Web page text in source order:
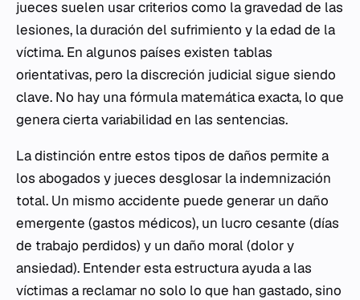
jueces suelen usar criterios como la gravedad de las
lesiones, la duración del sufrimiento y la edad de la
víctima. En algunos países existen tablas
orientativas, pero la discreción judicial sigue siendo
clave. No hay una fórmula matemática exacta, lo que
genera cierta variabilidad en las sentencias.
La distinción entre estos tipos de daños permite a
los abogados y jueces desglosar la indemnización
total. Un mismo accidente puede generar un daño
emergente (gastos médicos), un lucro cesante (días
de trabajo perdidos) y un daño moral (dolor y
ansiedad). Entender esta estructura ayuda a las
víctimas a reclamar no solo lo que han gastado, sino